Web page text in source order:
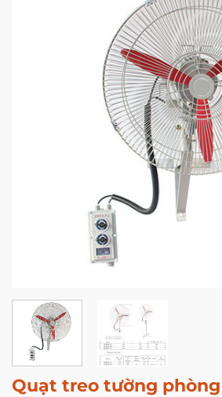
Quạt treo tường phòng